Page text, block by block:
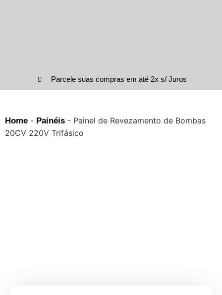
Parcele suas compras em até 2x s/ Juros
Home - Painéis - Painel de Revezamento de Bombas
20CV 220V Trifásico